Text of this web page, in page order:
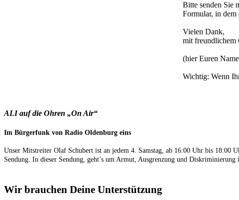
Bitte senden Sie
Formular, in dem
Vielen Dank,
mit freundlichem
(hier Euren
Wichtig: Wenn
ALI auf die Ohren „On Air“
Im Bürgerfunk von Radio Oldenburg eins
Unser Mitstreiter Olaf Schubert ist an jedem 4. Samstag, ab 16:00 Uhr bis
Sendung. In dieser Sendung, geht’s um Armut, Ausgrenzung und
Wir brauchen Deine Unterstützung